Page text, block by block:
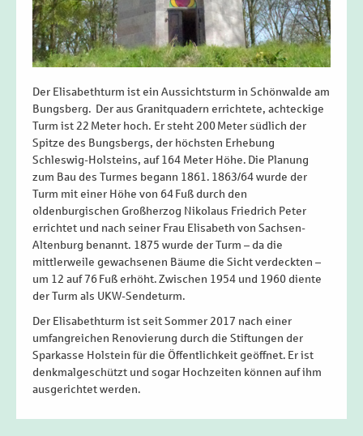
Der Elisabethturm ist ein Aussichtsturm in Schönwalde am
Bungsberg. Der aus Granitquadern errichtete, achteckige
Turm ist 22 Meter hoch. Er steht 200 Meter südlich der
Spitze des Bungsbergs, der höchsten Erhebung
Schleswig-Holsteins, auf 164 Meter Höhe. Die Planung
zum Bau des Turmes begann 1861. 1863/64 wurde der
Turm mit einer Höhe von 64 Fuß durch den
oldenburgischen Großherzog Nikolaus Friedrich Peter
errichtet und nach seiner Frau Elisabeth von Sachsen-
Altenburg benannt. 1875 wurde der Turm – da die
mittlerweile gewachsenen Bäume die Sicht verdeckten –
um 12 auf 76 Fuß erhöht. Zwischen 1954 und 1960 diente
der Turm als UKW-Sendeturm.
Der Elisabethturm ist seit Sommer 2017 nach einer
umfangreichen Renovierung durch die Stiftungen der
Sparkasse Holstein für die Öffentlichkeit geöffnet. Er ist
denkmalgeschützt und sogar Hochzeiten können auf ihm
ausgerichtet werden.